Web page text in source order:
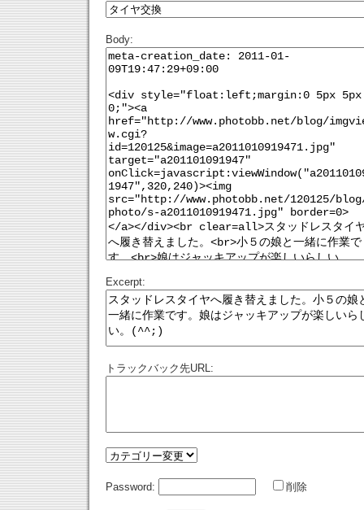
Body:
Excerpt:
トラックバック先URL:
Password: 削除